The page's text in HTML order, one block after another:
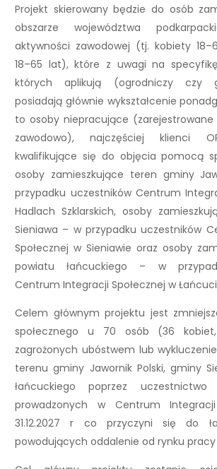
Projekt skierowany będzie do osób
obszarze województwa
aktywności zawodowej (tj. kobiety
18–65 lat), które z uwagi na
których aplikują (ogrodniczy czy
posiadają głównie wykształcenie
to osoby niepracujące (zarejestrowane
zawodowo), najczęściej klienci
kwalifikujące się do objęcia pomocą
osoby zamieszkujące teren gminy
przypadku uczestników Centrum
Hadlach Szklarskich, osoby
Sieniawa – w przypadku uczestników
Społecznej w Sieniawie oraz osoby
powiatu łańcuckiego – w
Centrum Integracji Społecznej w
Celem głównym projektu jest
społecznego u 70 osób (36
zagrożonych ubóstwem lub
terenu gminy Jawornik Polski, gminy
łańcuckiego poprzez
prowadzonych w Centrum
31.12.2027 r co przyczyni się do
powodujących oddalenie od rynku pracy